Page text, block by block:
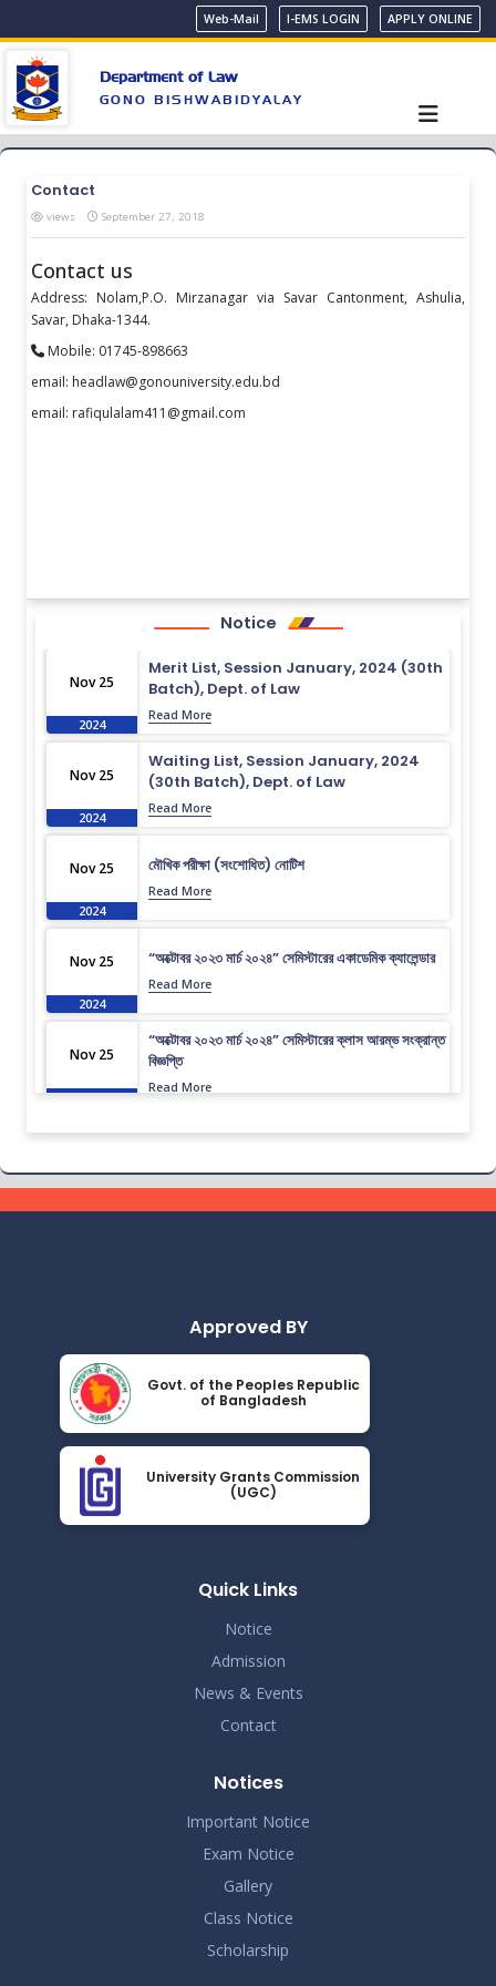
Web-Mail I-EMS LOGIN APPLY ONLINE
Department of Law
GONO BISHWABIDYALAY
Contact
views September 27, 2018
Contact us
Address: Nolam,P.O. Mirzanagar via Savar Cantonment, Ashulia,
Savar, Dhaka-1344.
Mobile: 01745-898663
email: headlaw@gonouniversity.edu.bd
email: rafiqulalam411@gmail.com
Notice
Nov 25
2024
Merit List, Session January, 2024 (30th
Batch), Dept. of Law
Read More
Nov 25
2024
Waiting List, Session January, 2024
(30th Batch), Dept. of Law
Read More
Nov 25
2024
মৌখিক পরীক্ষা (সংশোধিত) নোটিশ
Read More
Nov 25
2024
“অক্টোবর ২০২৩ মার্চ ২০২৪” সেমিস্টারের একাডেমিক ক্যালেন্ডার
Read More
Nov 25
2024
“অক্টোবর ২০২৩ মার্চ ২০২৪” সেমিস্টারের ক্লাস আরম্ভ সংক্রান্ত
বিজ্ঞপ্তি
Read More
2024
Read More
2024
বৃত্তি প্রদান সংক্রান্ত বিজ্ঞপ্তি
Read More
Nov 25
2024
Read More
Nov 25
Approved BY
Govt. of the Peoples Republic
of Bangladesh
University Grants Commission
(UGC)
Quick Links
Notice
Admission
News & Events
Contact
Notices
Important Notice
Exam Notice
Gallery
Class Notice
Scholarship